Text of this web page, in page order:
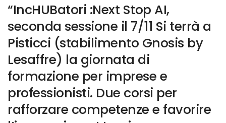
“IncHUBatori :Next Stop AI,
seconda sessione il 7/11 Si terrà a
Pisticci (stabilimento Gnosis by
Lesaffre) la giornata di
formazione per imprese e
professionisti. Due corsi per
rafforzare competenze e favorire